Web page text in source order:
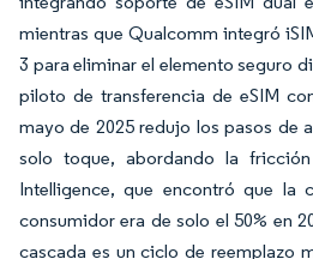
mientras que Qualcomm integró
3 para eliminar el elemento seguro
piloto de transferencia de eSIM
mayo de 2025 redujo los pasos de
solo toque, abordando la
Intelligence, que encontró que la
consumidor era de solo el 50% en
cascada es un ciclo de reemplazo